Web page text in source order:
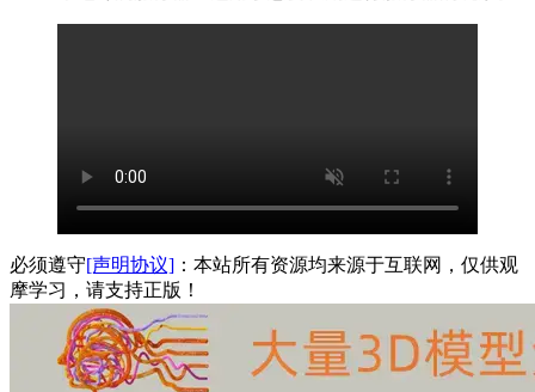
必须遵守[声明协议] ：本站所有资源均来源于互联网，仅供观
摩学习，请支持正版！